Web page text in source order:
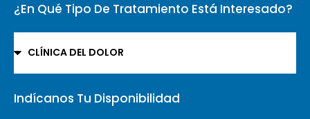
¿En Qué Tipo De Tratamiento Está Interesado?
Indícanos Tu Disponibilidad